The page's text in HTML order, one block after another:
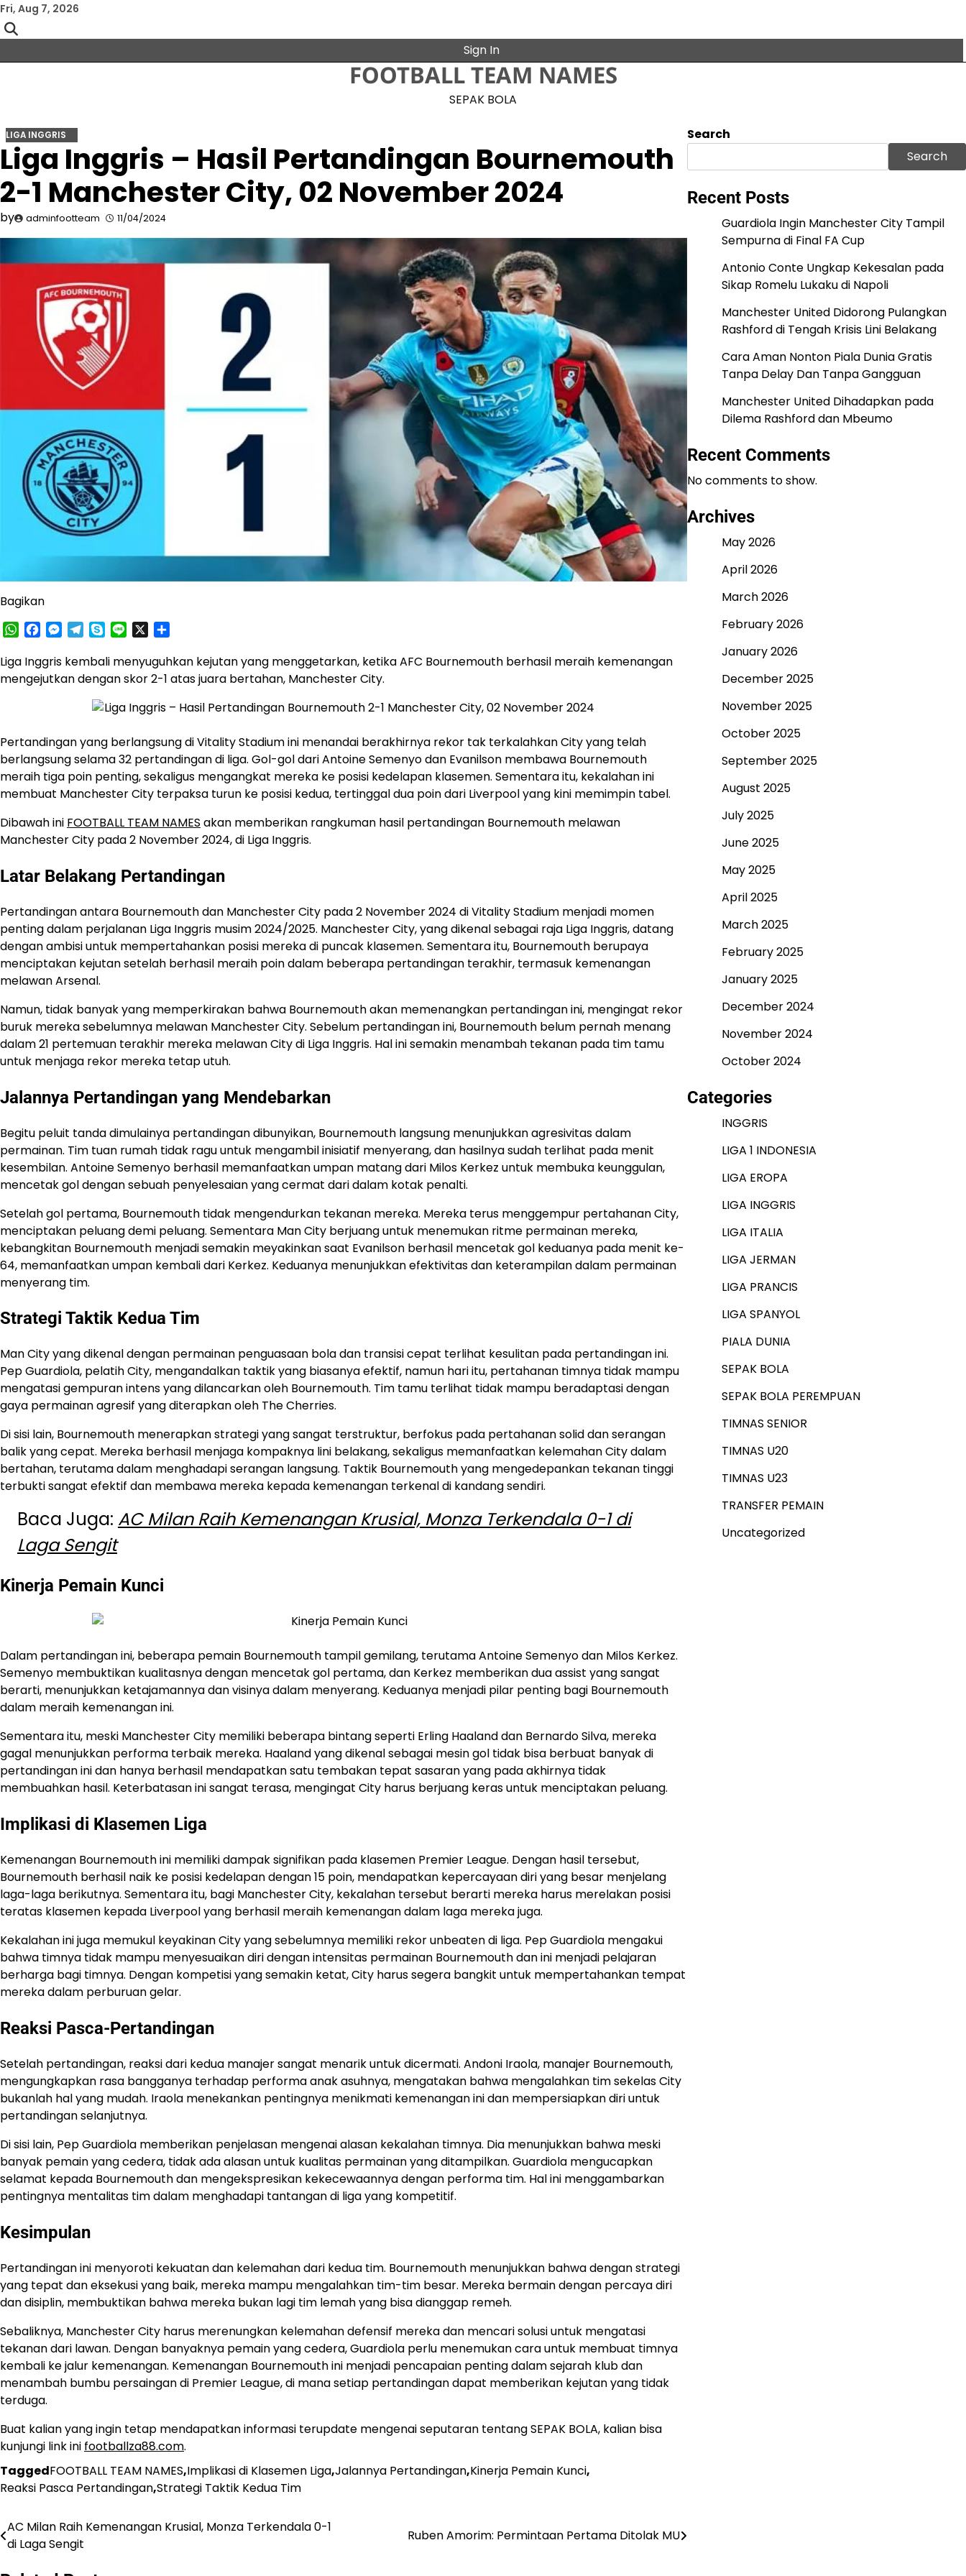
Skip
to
content
Fri, Aug 7, 2026
Sign In
FOOTBALL TEAM NAMES
SEPAK BOLA
LIGA INGGRIS
Liga Inggris – Hasil Pertandingan Bournemouth
2-1 Manchester City, 02 November 2024
by adminfootteam 11/04/2024
Bagikan
WhatsApp
Facebook
Messenger
Telegram
SkypeLine
Liga Inggris kembali menyuguhkan kejutan yang menggetarkan, ketika AFC Bournemouth berhasil meraih kemenangan
mengejutkan dengan skor 2-1 atas juara bertahan, Manchester City.
Pertandingan yang berlangsung di Vitality Stadium ini menandai berakhirnya rekor tak terkalahkan City yang telah
berlangsung selama 32 pertandingan di liga. Gol-gol dari Antoine Semenyo dan Evanilson membawa Bournemouth
meraih tiga poin penting, sekaligus mengangkat mereka ke posisi kedelapan klasemen. Sementara itu, kekalahan ini
membuat Manchester City terpaksa turun ke posisi kedua, tertinggal dua poin dari Liverpool yang kini memimpin tabel.
Dibawah ini FOOTBALL TEAM NAMES akan memberikan rangkuman hasil pertandingan Bournemouth melawan
Manchester City pada 2 November 2024, di Liga Inggris.
Latar Belakang Pertandingan
Pertandingan antara Bournemouth dan Manchester City pada 2 November 2024 di Vitality Stadium menjadi momen
penting dalam perjalanan Liga Inggris musim 2024/2025. Manchester City, yang dikenal sebagai raja Liga Inggris, datang
dengan ambisi untuk mempertahankan posisi mereka di puncak klasemen. Sementara itu, Bournemouth berupaya
menciptakan kejutan setelah berhasil meraih poin dalam beberapa pertandingan terakhir, termasuk kemenangan
melawan Arsenal.
Namun, tidak banyak yang memperkirakan bahwa Bournemouth akan memenangkan pertandingan ini, mengingat rekor
buruk mereka sebelumnya melawan Manchester City. Sebelum pertandingan ini, Bournemouth belum pernah menang
dalam 21 pertemuan terakhir mereka melawan City di Liga Inggris. Hal ini semakin menambah tekanan pada tim tamu
untuk menjaga rekor mereka tetap utuh.
Jalannya Pertandingan yang Mendebarkan
Begitu peluit tanda dimulainya pertandingan dibunyikan, Bournemouth langsung menunjukkan agresivitas dalam
permainan. Tim tuan rumah tidak ragu untuk mengambil inisiatif menyerang, dan hasilnya sudah terlihat pada menit
kesembilan. Antoine Semenyo berhasil memanfaatkan umpan matang dari Milos Kerkez untuk membuka keunggulan,
mencetak gol dengan sebuah penyelesaian yang cermat dari dalam kotak penalti.
Setelah gol pertama, Bournemouth tidak mengendurkan tekanan mereka. Mereka terus menggempur pertahanan City,
menciptakan peluang demi peluang. Sementara Man City berjuang untuk menemukan ritme permainan mereka,
kebangkitan Bournemouth menjadi semakin meyakinkan saat Evanilson berhasil mencetak gol keduanya pada menit ke-
64, memanfaatkan umpan kembali dari Kerkez. Keduanya menunjukkan efektivitas dan keterampilan dalam permainan
menyerang tim.
Strategi Taktik Kedua Tim
Man City yang dikenal dengan permainan penguasaan bola dan transisi cepat terlihat kesulitan pada pertandingan ini.
Pep Guardiola, pelatih City, mengandalkan taktik yang biasanya efektif, namun hari itu, pertahanan timnya tidak mampu
mengatasi gempuran intens yang dilancarkan oleh Bournemouth. Tim tamu terlihat tidak mampu beradaptasi dengan
gaya permainan agresif yang diterapkan oleh The Cherries.
Di sisi lain, Bournemouth menerapkan strategi yang sangat terstruktur, berfokus pada pertahanan solid dan serangan
balik yang cepat. Mereka berhasil menjaga kompaknya lini belakang, sekaligus memanfaatkan kelemahan City dalam
bertahan, terutama dalam menghadapi serangan langsung. Taktik Bournemouth yang mengedepankan tekanan tinggi
terbukti sangat efektif dan membawa mereka kepada kemenangan terkenal di kandang sendiri.
Baca Juga: AC Milan Raih Kemenangan Krusial, Monza Terkendala 0-1 di
Laga Sengit
Kinerja Pemain Kunci
Dalam pertandingan ini, beberapa pemain Bournemouth tampil gemilang, terutama Antoine Semenyo dan Milos Kerkez.
Semenyo membuktikan kualitasnya dengan mencetak gol pertama, dan Kerkez memberikan dua assist yang sangat
berarti, menunjukkan ketajamannya dan visinya dalam menyerang. Keduanya menjadi pilar penting bagi Bournemouth
dalam meraih kemenangan ini.
Sementara itu, meski Manchester City memiliki beberapa bintang seperti Erling Haaland dan Bernardo Silva, mereka
gagal menunjukkan performa terbaik mereka. Haaland yang dikenal sebagai mesin gol tidak bisa berbuat banyak di
pertandingan ini dan hanya berhasil mendapatkan satu tembakan tepat sasaran yang pada akhirnya tidak
membuahkan hasil. Keterbatasan ini sangat terasa, mengingat City harus berjuang keras untuk menciptakan peluang.
Implikasi di Klasemen Liga
Kemenangan Bournemouth ini memiliki dampak signifikan pada klasemen Premier League. Dengan hasil tersebut,
Bournemouth berhasil naik ke posisi kedelapan dengan 15 poin, mendapatkan kepercayaan diri yang besar menjelang
laga-laga berikutnya. Sementara itu, bagi Manchester City, kekalahan tersebut berarti mereka harus merelakan posisi
teratas klasemen kepada Liverpool yang berhasil meraih kemenangan dalam laga mereka juga.
Kekalahan ini juga memukul keyakinan City yang sebelumnya memiliki rekor unbeaten di liga. Pep Guardiola mengakui
bahwa timnya tidak mampu menyesuaikan diri dengan intensitas permainan Bournemouth dan ini menjadi pelajaran
berharga bagi timnya. Dengan kompetisi yang semakin ketat, City harus segera bangkit untuk mempertahankan tempat
mereka dalam perburuan gelar.
Reaksi Pasca-Pertandingan
Setelah pertandingan, reaksi dari kedua manajer sangat menarik untuk dicermati. Andoni Iraola, manajer Bournemouth,
mengungkapkan rasa bangganya terhadap performa anak asuhnya, mengatakan bahwa mengalahkan tim sekelas City
bukanlah hal yang mudah. Iraola menekankan pentingnya menikmati kemenangan ini dan mempersiapkan diri untuk
pertandingan selanjutnya.
Di sisi lain, Pep Guardiola memberikan penjelasan mengenai alasan kekalahan timnya. Dia menunjukkan bahwa meski
banyak pemain yang cedera, tidak ada alasan untuk kualitas permainan yang ditampilkan. Guardiola mengucapkan
selamat kepada Bournemouth dan mengekspresikan kekecewaannya dengan performa tim. Hal ini menggambarkan
pentingnya mentalitas tim dalam menghadapi tantangan di liga yang kompetitif.
Kesimpulan
Pertandingan ini menyoroti kekuatan dan kelemahan dari kedua tim. Bournemouth menunjukkan bahwa dengan strategi
yang tepat dan eksekusi yang baik, mereka mampu mengalahkan tim-tim besar. Mereka bermain dengan percaya diri
dan disiplin, membuktikan bahwa mereka bukan lagi tim lemah yang bisa dianggap remeh.
Sebaliknya, Manchester City harus merenungkan kelemahan defensif mereka dan mencari solusi untuk mengatasi
tekanan dari lawan. Dengan banyaknya pemain yang cedera, Guardiola perlu menemukan cara untuk membuat timnya
kembali ke jalur kemenangan. Kemenangan Bournemouth ini menjadi pencapaian penting dalam sejarah klub dan
menambah bumbu persaingan di Premier League, di mana setiap pertandingan dapat memberikan kejutan yang tidak
terduga.
Buat kalian yang ingin tetap mendapatkan informasi terupdate mengenai seputaran tentang SEPAK BOLA, kalian bisa
kunjungi link ini footballza88.com.
TaggedFOOTBALL TEAM NAMES,Implikasi di Klasemen Liga,Jalannya Pertandingan,Kinerja Pemain Kunci,
Reaksi Pasca Pertandingan,Strategi Taktik Kedua Tim
Post
navigation
AC Milan Raih Kemenangan Krusial, Monza Terkendala 0-1
di Laga Sengit
Ruben Amorim: Permintaan Pertama Ditolak MU
Search
Search
Recent Posts
Guardiola Ingin Manchester City Tampil
Sempurna di Final FA Cup
Antonio Conte Ungkap Kekesalan pada
Sikap Romelu Lukaku di Napoli
Manchester United Didorong Pulangkan
Rashford di Tengah Krisis Lini Belakang
Cara Aman Nonton Piala Dunia Gratis
Tanpa Delay Dan Tanpa Gangguan
Manchester United Dihadapkan pada
Dilema Rashford dan Mbeumo
Recent Comments
No comments to show.
Archives
May 2026
April 2026
March 2026
February 2026
January 2026
December 2025
November 2025
October 2025
September 2025
August 2025
July 2025
June 2025
May 2025
April 2025
March 2025
February 2025
January 2025
December 2024
November 2024
October 2024
Categories
INGGRIS
LIGA 1 INDONESIA
LIGA EROPA
LIGA INGGRIS
LIGA ITALIA
LIGA JERMAN
LIGA PRANCIS
LIGA SPANYOL
PIALA DUNIA
SEPAK BOLA
SEPAK BOLA PEREMPUAN
TIMNAS SENIOR
TIMNAS U20
TIMNAS U23
TRANSFER PEMAIN
Uncategorized